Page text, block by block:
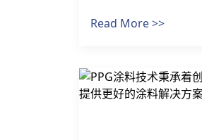
Read More >>